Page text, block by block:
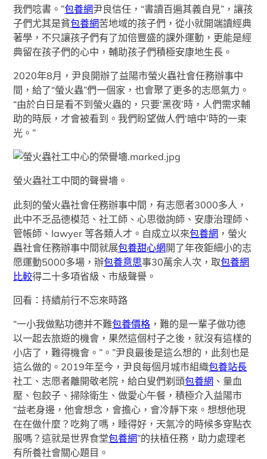
我們唸書。”包養網尹良信任，“書讀百遍其義自見”，讓孩
子們尤其是貧包養網苦地域的孩子們，從小就開端讀經典
著學，不只讓孩子們有了加倍豐盛的課外運動，更能是經
典留在孩子們的心中，輔助孩子們積極安康地生長。
2020年8月，尹良開辦了益陽市螢火蟲社會任務辦事中
間，給了“螢火蟲”們一個家，也會聚了更多的志愿氣力。
“由於白日是看不到螢火蟲的，只要‘黑夜’時，人們需求輔
助的時辰，才會被看到。我們盼望做人們‘暗中’時的一束
光。”
螢火蟲社工中間的聲譽墻。
此刻的螢火蟲社會任務辦事中間，有志愿者3000多人，
此中不乏品德模范、社工師、心思徵詢師、安康治理師、
管帳師、lawyer 等各類人才。自成立以來包養網 ，螢火
蟲社會任務辦事中間就展包養甜心網開了年夜鉅細小的志
愿運動5000多場，辦包養意思事30萬余人次，取包養網
比較得二十多項省級、市級聲譽。
回看：持續前行不忘來時路
“一小我做點功德并不難包養價格 ，難的是一輩子做功德
以一起去旅遊的機會，果然這個村子之後，就沒有這樣的
小店了，難得機會。”。”尹良最後是這么想的，此刻也是
這么做的。2019年至今，尹良每個月城市組織包養站長
社工、志愿者離開敬老院，給白叟們剃頭包養網 、量血
壓、包餃子、掃除衛生、做愛心午餐，積極介入益陽市
“益老身邊，他會想念，會擔心，會冷靜下來。想想他現
在在做什麼？吃夠了嗎，睡得好，天氣冷的時候多穿點衣
服嗎？這就是世界食堂包養網”的扶植任務，助力處理老
有所養社會關心題目。